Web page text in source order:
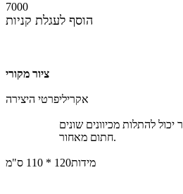
7000
הוסף לעגלת קניות
ציור מקורי
פרטי היצירהאקרילי
חתום מאחור.
מידות120 * 110 ס"מ